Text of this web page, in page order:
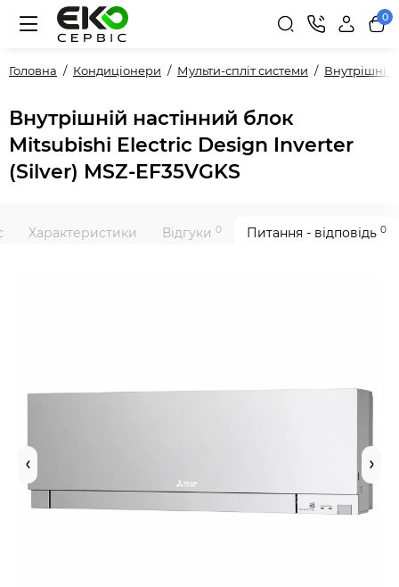
0
Головна Кондиціонери Мульти-спліт системи Внутрішні
Внутрішній настінний блок
Mitsubishi Electric Design Inverter
(Silver) MSZ-EF35VGKS
Характеристики Відгуки 0 Питання - відповідь 0